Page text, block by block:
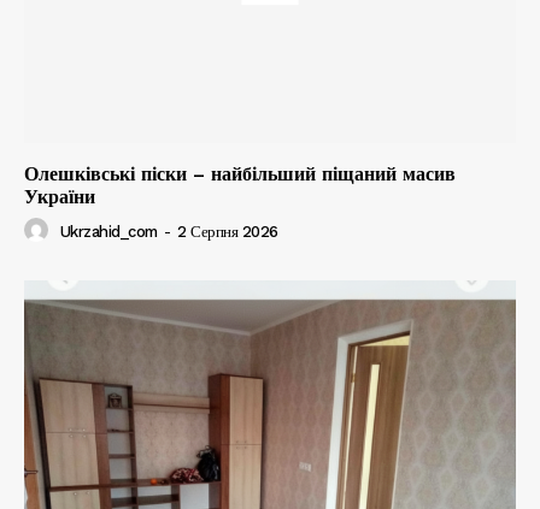
Олешківські піски – найбільший піщаний масив
України
Ukrzahid_com - 2 Серпня 2026